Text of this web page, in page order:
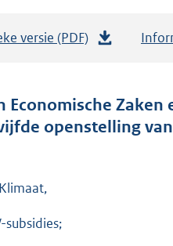
versie (PDF)
t
a
Zaken
openstelling
subsidies;